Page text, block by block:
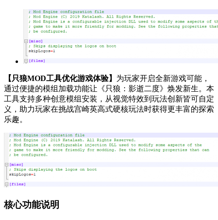
【只狼MOD工具优化游戏体验】 为玩家开启全新游戏可能，
通过便捷的模组加载功能让《只狼：影逝二度》焕发新生。本
工具支持多种创意模组安装，从视觉特效到玩法创新皆可自定
义，助力玩家在挑战宫崎英高式硬核玩法时获得更丰富的探索
乐趣。
核心功能说明